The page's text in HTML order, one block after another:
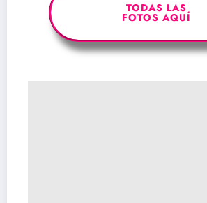
TODAS LAS
FOTOS AQUÍ